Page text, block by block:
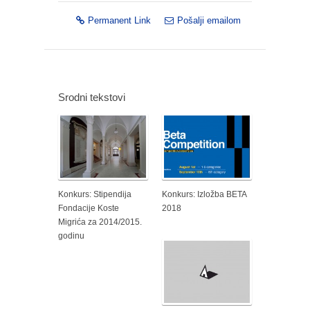
Permanent Link Pošalji emailom
Srodni tekstovi
Konkurs: Stipendija
Fondacije Koste
Migrića za 2014/2015.
godinu
Konkurs: Izložba BETA
2018